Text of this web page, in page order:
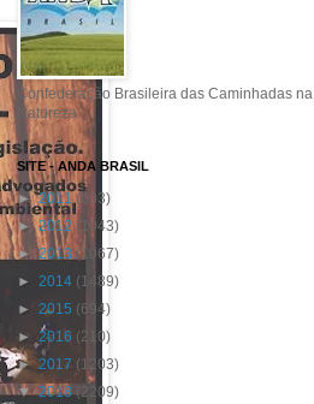
Confederação Brasileira das Caminhadas na
Natureza
SITE - ANDA BRASIL
►2011(603)
►2012 (1043)
►2013 (1067)
► 2014 (1489)
► 2015 (694)
► 2016 (210)
►2017 (1203)
▼2018(2209)